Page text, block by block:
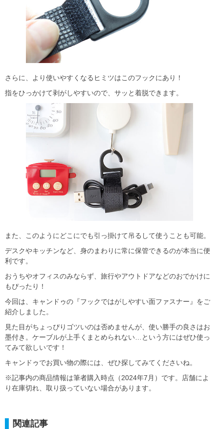
さらに、より使いやすくなるヒミツはこのフックにあり！
指をひっかけて剥がしやすいので、サッと着脱できます。
また、このようにどこにでも引っ掛けて吊るして使うことも可能。
デスクやキッチンなど、身のまわりに常に保管できるのが本当に便
利です。
おうちやオフィスのみならず、旅行やアウトドアなどのおでかけに
もぴったり！
今回は、キャンドゥの『フックではがしやすい面ファスナー』をご
紹介しました。
見た目がちょっぴりゴツいのは否めませんが、使い勝手の良さはお
墨付き。ケーブルが上手くまとめられない…という方にはぜひ使っ
てみて欲しいです！
キャンドゥでお買い物の際には、ぜひ探してみてくださいね。
※記事内の商品情報は筆者購入時点（2024年7月）です。店舗によ
り在庫切れ、取り扱っていない場合があります。
関連記事